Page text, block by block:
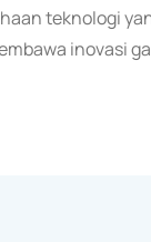
teknologi
inovasi